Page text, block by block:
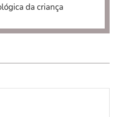
da criança